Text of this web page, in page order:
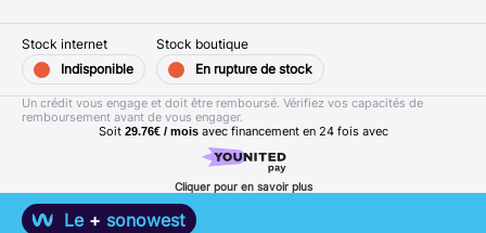
Soit 29.76€ / mois avec financement en 24 fois avec
Cliquer pour en savoir plus
Un crédit vous engage et doit être remboursé. Vérifiez vos capacités de
remboursement avant de vous engager.
Stock internet
Indisponible
Stock boutique
En rupture de stock
Le + sonowest